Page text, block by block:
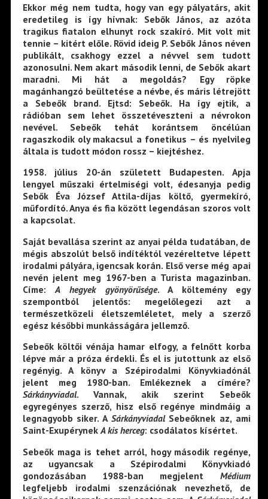
Ekkor még nem tudta, hogy van egy pályatárs, akit
eredetileg is így hívnak: Sebők János, az azóta
tragikus fiatalon elhunyt rock szakíró. Mit volt mit
tennie – kitért előle. Rövid ideig P. Sebők János néven
publikált, csakhogy ezzel a névvel sem tudott
azonosulni. Nem akart második lenni, de Sebők akart
maradni. Mi hát a megoldás? Egy röpke
magánhangzó beültetése a névbe, és máris létrejött
a Sebeők brand. Ejtsd: Sebeők. Ha így ejtik, a
rádióban sem lehet összetéveszteni a névrokon
nevével. Sebeők tehát korántsem öncélúan
ragaszkodik oly makacsul a fonetikus – és nyelvileg
általa is tudott módon rossz – kiejtéshez.
1958. július 20-án született Budapesten. Apja
lengyel műszaki értelmiségi volt, édesanyja pedig
Sebők Éva József Attila-díjas költő, gyermekíró,
műfordító. Anya és fia között legendásan szoros volt
a kapcsolat.
Saját bevallása szerint az anyai példa tudatában, de
mégis abszolút belső indítéktól vezéreltetve lépett
irodalmi pályára, igencsak korán. Első verse még apai
nevén jelent meg 1967-ben a Turista magazinban.
Címe:A hegyek gyönyörűsége. A költemény egy
szempontból jelentős: megelőlegezi azt a
természetközeli életszemléletet, mely a szerző
egész későbbi munkásságára jellemző.
Sebeők költői vénája hamar elfogy, a felnőtt korba
lépve már a próza érdekli. És el is jutottunk az első
regényig. A könyv a Szépirodalmi Könyvkiadónál
jelent meg 1980-ban. Emlékeznek a címére?
Sárkányviadal. Vannak, akik szerint Sebeők
egyregényes szerző, hisz első regénye mindmáig a
legnagyobb siker. A SárkányviadalSebeőknek az, ami
Saint-ExupérynekA kis herceg: csodálatos kísértet.
Sebeők maga is tehet arról, hogy második regénye,
az ugyancsak a Szépirodalmi Könyvkiadó
gondozásában 1988-ban megjelent Médium
legfeljebb irodalmi szenzációnak nevezhető, de